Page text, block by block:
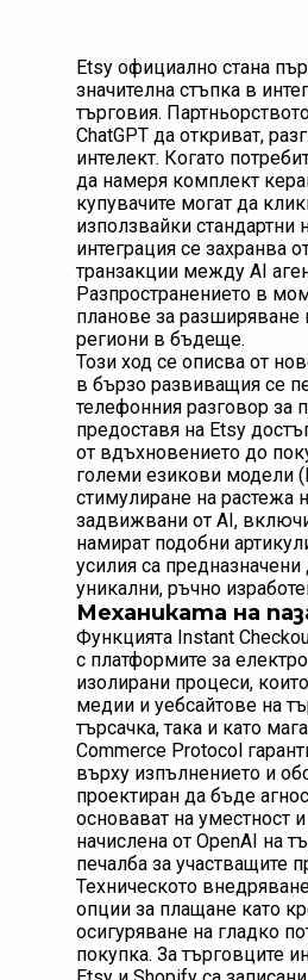
Etsy официално стана
значителна стъпка в
търговия.
ChatGPT да откриват,
интелект. Когато
да намеря комплект
купувачите могат да
използвайки стандартни
интеграция се захранва
транзакции между AI
Разпространението в
планове за
региони в бъдеще.
Този ход се описва от
в бързо развиващия се
телефонния разговор за
предоставя на Etsy
от вдъхновението до
големи езикови модели
стимулиране на растежа
задвижвани от AI,
намират подобни
усилия са
уникални, ръчно
Механиката на
Функцията Instant
с платформите за
изолирани процеси,
медии и уебсайтове на
търсачка, така и като
Commerce Protocol
върху изпълнението и
проектиран да бъде
основават на уместност
начислена от OpenAI на
печалба за участващите
Техническото
опции за плащане като
осигуряване на гладко
покупка. За търговците